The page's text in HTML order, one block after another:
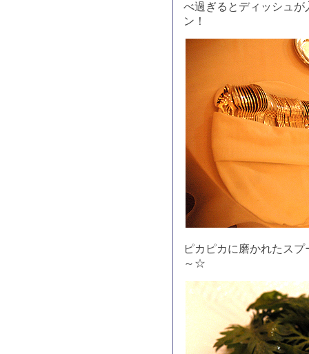
べ過ぎるとディッシュ
ン！
ピカピカに磨かれたス
～☆